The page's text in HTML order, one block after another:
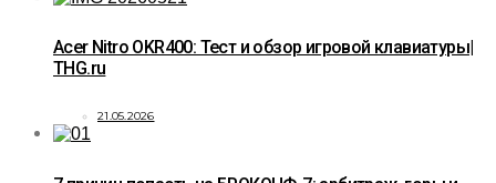
Acer Nitro OKR400: Тест и обзор игровой клавиатуры|
THG.ru
21.05.2026